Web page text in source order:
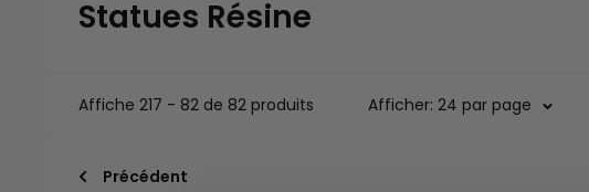
Statues Résine
Affiche 217 - 82 de 82 produits Afficher: 24 par page
Précédent